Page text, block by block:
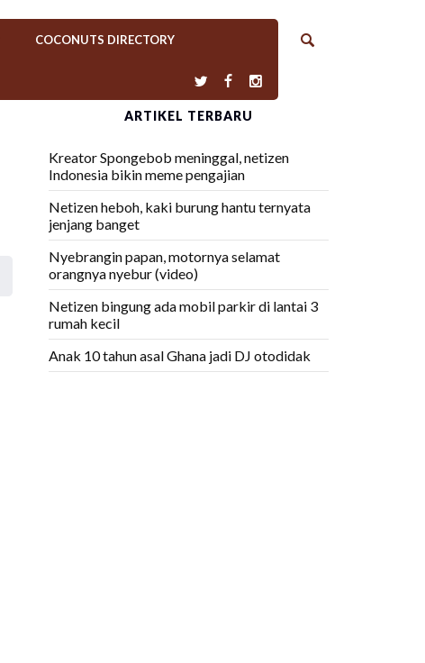
COCONUTS DIRECTORY
ARTIKEL TERBARU
Kreator Spongebob meninggal, netizen
Indonesia bikin meme pengajian
Netizen heboh, kaki burung hantu ternyata
jenjang banget
Nyebrangin papan, motornya selamat
orangnya nyebur (video)
Netizen bingung ada mobil parkir di lantai 3
rumah kecil
Anak 10 tahun asal Ghana jadi DJ otodidak